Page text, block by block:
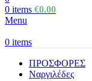
0 items €0.00
Menu
0 items
ΠΡΟΣΦΟΡΕΣ
Ναργιλέδες